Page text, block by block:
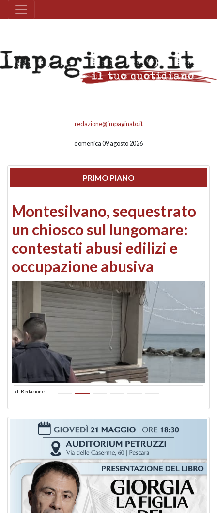
redazione@impaginato.it
domenica 09 agosto 2026
PRIMO PIANO
Montesilvano, sequestrato
un chiosco sul lungomare:
contestati abusi edilizi e
occupazione abusiva
di Redazione